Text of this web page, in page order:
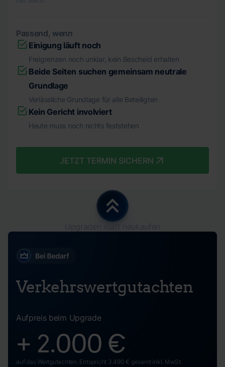
Passend, wenn
Einigung läuft noch
Freigrenzen noch unklar, kein Bescheid erhalten
Beide Seiten suchen gemeinsam neutrale
Grundlage
Verlässliche Grundlage für alle Beteiligten
Kein Gericht involviert
Heute muss noch nichts feststehen
JETZT TERMIN SICHERN
Verkehrswertgutachten
Aufpreis beim Upgrade
+ 2.000 €
auf das Wertgutachten. Entspricht 3.490 € gesamt inkl. MwSt.